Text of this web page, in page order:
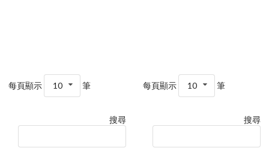
每頁顯示 10 筆
搜尋
每頁顯示 10 筆
搜尋